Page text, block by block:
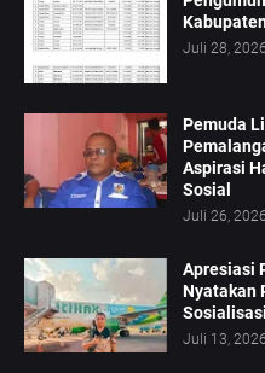
Juli 28, 2026
Pemuda
Aspirasi
Sosial
Juli 26, 2026
Apresiasi
Nyatakan
Juli 13, 2026